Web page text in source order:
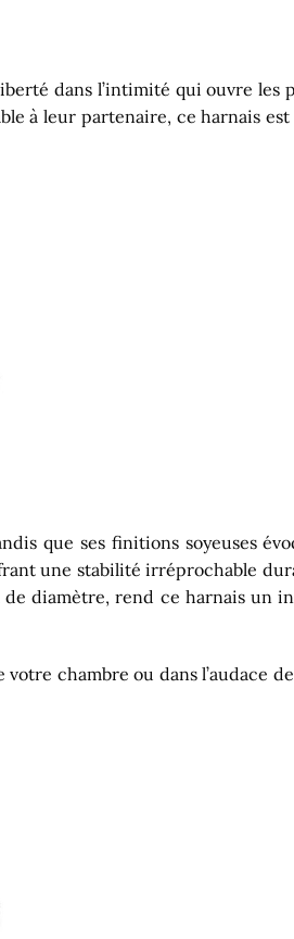
dans l’intimité qui ouvre les
à leur partenaire, ce harnais est
que ses finitions soyeuses
une stabilité irréprochable
diamètre, rend ce harnais un
chambre ou dans l’audace